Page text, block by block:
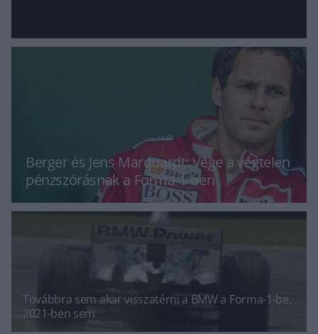
Berger és Jens Marquardt: Vége a végtelen
pénzszórásnak a Forma-1-ben
Továbbra sem akar visszatérni a BMW a Forma-1-be,
2021-ben sem